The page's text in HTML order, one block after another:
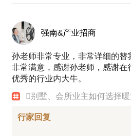
强南&产业招商
孙老师非常专业，非常详细的替
非常满意，感谢孙老师，感谢在
优秀的行业内大牛。
别墅、会所业主如何选择暖
行家回复